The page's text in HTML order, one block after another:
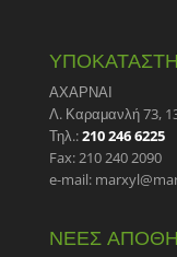
ΑΧΑΡΝΑΙ
Λ. Καραμανλή 73,
Τηλ.:210 246 6225
Fax: 210 240 2090
e-mail:
ΝΕΕΣ